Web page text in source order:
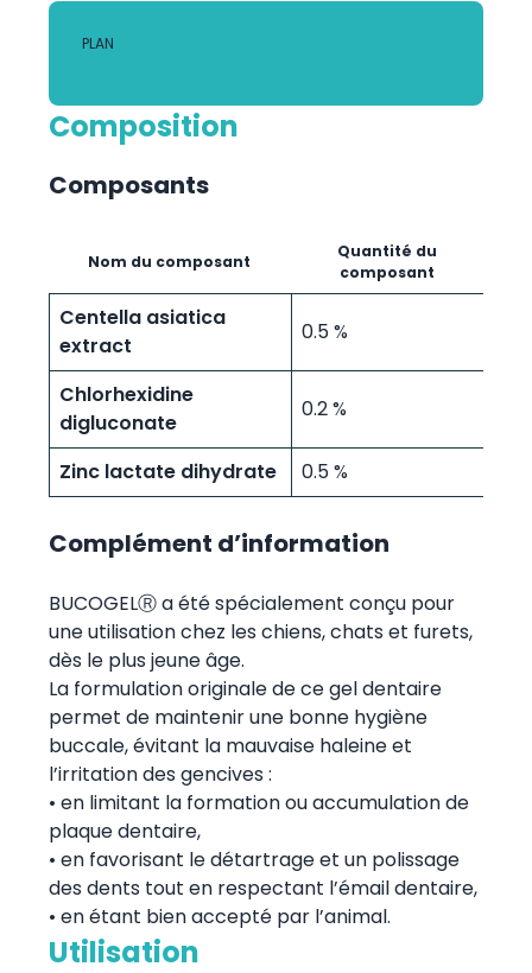
Composition
Composants
Nom du composant
Quantité du
composant
Centella asiatica
extract
0.5 %
Chlorhexidine
digluconate
0.2 %
Zinc lactate dihydrate 0.5 %
Complément d’information
BUCOGELⓇ a été spécialement conçu pour
une utilisation chez les chiens, chats et furets,
dès le plus jeune âge.
La formulation originale de ce gel dentaire
permet de maintenir une bonne hygiène
buccale, évitant la mauvaise haleine et
l’irritation des gencives :
• en limitant la formation ou accumulation de
plaque dentaire,
• en favorisant le détartrage et un polissage
des dents tout en respectant l’émail dentaire,
• en étant bien accepté par l’animal.
Utilisation
PLAN